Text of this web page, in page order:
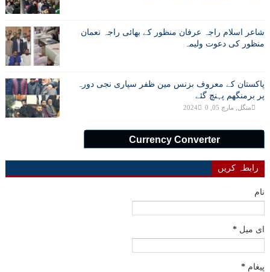
شاعر اسلام راجہ عرفان منظور کے بھائی راجہ نعمان
منظور کی دعوت ولیمہ
پاکستان کے معروف بزنس مین ظفر سپاری نجی دورہ
پر برمنگھم پہنچ گئے
منگل, مارچ 05, 2024 0
Currency Converter
رابطہ کریں
نام
ای میل *
پیغام *